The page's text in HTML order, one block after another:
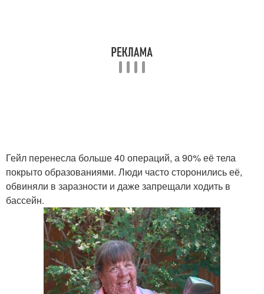
Гейл перенесла больше 40 операций, а 90% её тела
покрыто образованиями. Люди часто сторонились её,
обвиняли в заразности и даже запрещали ходить в
бассейн.